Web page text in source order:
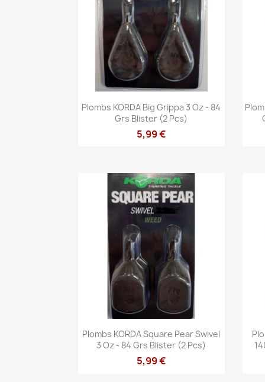
Vista rápida
Plombs KORDA Big Grippa 3 Oz - 84
Grs Blister (2 Pcs)
5,99 €
Vista rápida
Plombs KORDA Square Pear Swivel
3 Oz - 84 Grs Blister (2 Pcs)
5,99 €